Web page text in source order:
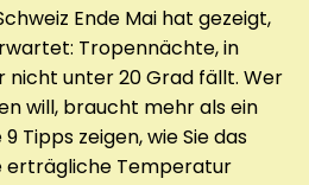
Ende Mai hat gezeigt,
Tropennächte, in
nicht unter 20 Grad fällt. Wer
will, braucht mehr als ein
Tipps zeigen, wie Sie das
erträgliche Temperatur